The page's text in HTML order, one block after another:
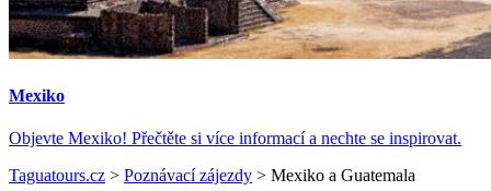
Mexiko
Objevte Mexiko! Přečtěte si více informací a nechte se inspirovat.
Taguatours.cz > Poznávací zájezdy > Mexiko a Guatemala